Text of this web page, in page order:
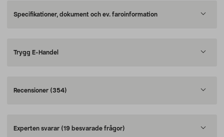
Specifikationer, dokument och ev. faroinformation
Trygg E-Handel
Recensioner (354)
Experten svarar (19 besvarade frågor)